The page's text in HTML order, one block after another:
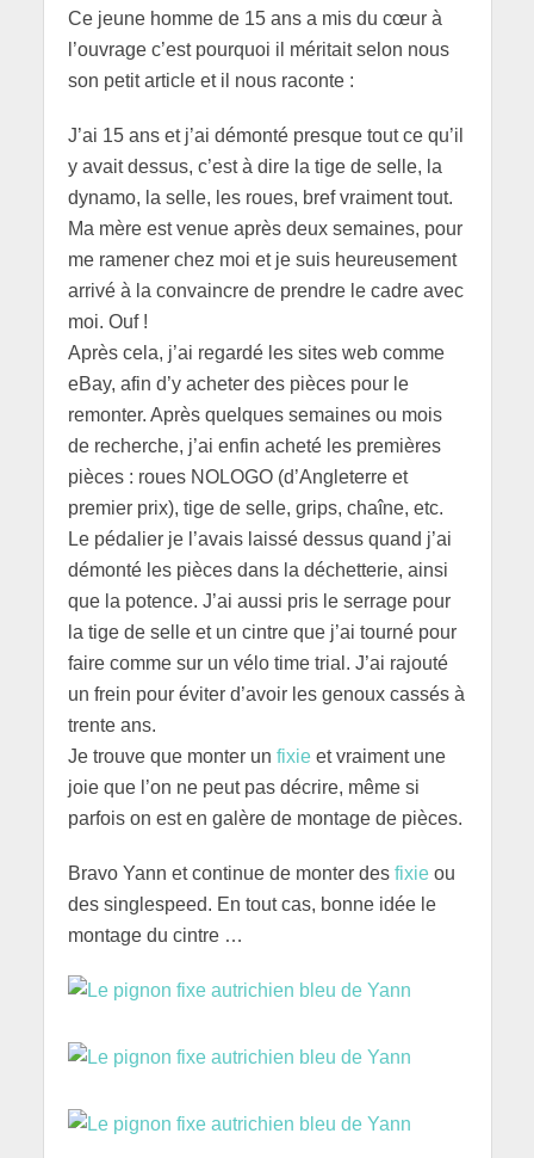
Ce jeune homme de 15 ans a mis du cœur à
l’ouvrage c’est pourquoi il méritait selon nous
son petit article et il nous raconte :
J’ai 15 ans et j’ai démonté presque tout ce qu’il
y avait dessus, c’est à dire la tige de selle, la
dynamo, la selle, les roues, bref vraiment tout.
Ma mère est venue après deux semaines, pour
me ramener chez moi et je suis heureusement
arrivé à la convaincre de prendre le cadre avec
moi. Ouf !
Après cela, j’ai regardé les sites web comme
eBay, afin d’y acheter des pièces pour le
remonter. Après quelques semaines ou mois
de recherche, j’ai enfin acheté les premières
pièces : roues NOLOGO (d’Angleterre et
premier prix), tige de selle, grips, chaîne, etc.
Le pédalier je l’avais laissé dessus quand j’ai
démonté les pièces dans la déchetterie, ainsi
que la potence. J’ai aussi pris le serrage pour
la tige de selle et un cintre que j’ai tourné pour
faire comme sur un vélo time trial. J’ai rajouté
un frein pour éviter d’avoir les genoux cassés à
trente ans.
Je trouve que monter un fixieet vraiment une
joie que l’on ne peut pas décrire, même si
parfois on est en galère de montage de pièces.
Bravo Yann et continue de monter des fixieou
des singlespeed. En tout cas, bonne idée le
montage du cintre …